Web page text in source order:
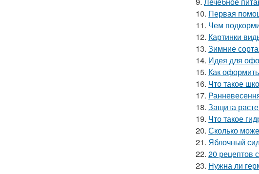
10. Первая
11. Чем
12. Картинки
13. Зимние
14. Идея для
15. Как
16. Что такое
17.
18. Защита
19. Что такое
20. Сколько
21. Яблочный
22. 20 рецептов
23. Нужна ли